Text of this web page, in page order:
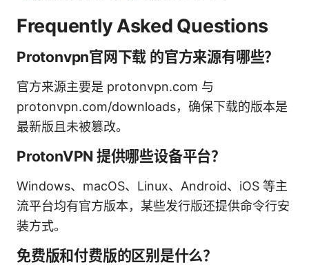
Frequently Asked Questions
Protonvpn官网下载 的官方来源有哪些？
官方来源主要是 protonvpn.com 与
protonvpn.com/downloads，确保下载的版本是
最新版且未被篡改。
ProtonVPN 提供哪些设备平台？
Windows、macOS、Linux、Android、iOS 等主
流平台均有官方版本，某些发行版还提供命令行安
装方式。
免费版和付费版的区别是什么？